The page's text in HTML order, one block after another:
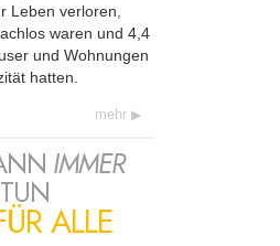
Leben verloren,
waren und 4,4
und Wohnungen
hatten.
mehr
IMMER
ALLE